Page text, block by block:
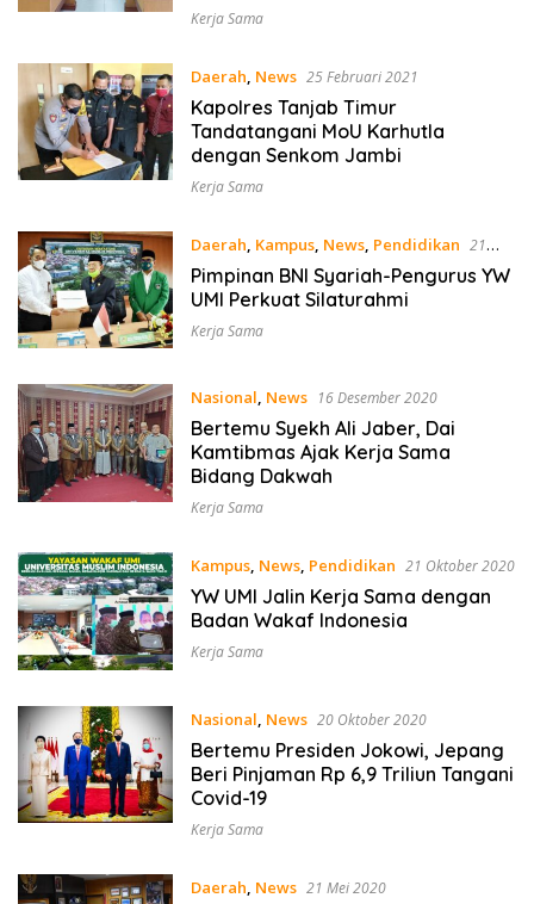
Kerja Sama
Daerah, News 25 Februari 2021
Kapolres Tanjab Timur
Tandatangani MoU Karhutla
dengan Senkom Jambi
Kerja Sama
Daerah, Kampus, News, Pendidikan 21
Desember 2020
Pimpinan BNI Syariah-Pengurus YW
UMI Perkuat Silaturahmi
Kerja Sama
Nasional, News 16 Desember 2020
Bertemu Syekh Ali Jaber, Dai
Kamtibmas Ajak Kerja Sama
Bidang Dakwah
Kerja Sama
Kampus, News, Pendidikan 21 Oktober 2020
YW UMI Jalin Kerja Sama dengan
Badan Wakaf Indonesia
Kerja Sama
Nasional, News 20 Oktober 2020
Bertemu Presiden Jokowi, Jepang
Beri Pinjaman Rp 6,9 Triliun Tangani
Covid-19
Kerja Sama
Daerah, News 21 Mei 2020